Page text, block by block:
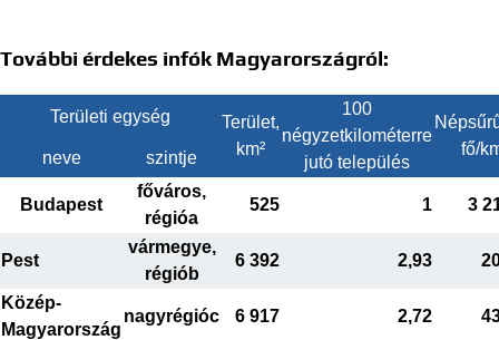
További érdekes infók Magyarországról:
Területi egység
Terület,
km²
100
négyzetkilométerre
jutó település
fő/
neve szintje
Budapest
főváros,
régióa
525 1 3
Pest
vármegye,
régiób
6 392 2,93
Közép-
Magyarország
nagyrégióc 6 917 2,72